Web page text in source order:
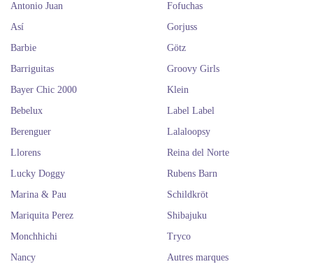
Antonio Juan
Así
Barbie
Barriguitas
Bayer Chic 2000
Bebelux
Berenguer
Fofuchas
Gorjuss
Götz
Groovy Girls
Klein
Label Label
Lalaloopsy
Llorens
Lucky Doggy
Marina & Pau
Mariquita Perez
Monchhichi
Nancy
Reina del Norte
Rubens Barn
Schildkröt
Shibajuku
Tryco
Autres marques